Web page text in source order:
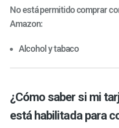
No está permitido comprar
Amazon:
Alcohol y tabaco
¿Cómo saber si mi
está habilitada para